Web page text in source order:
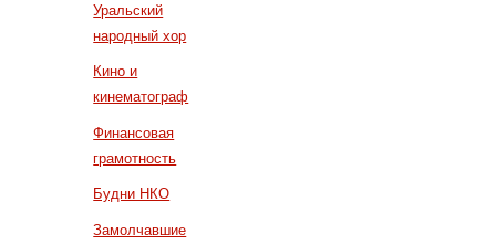
Уральский
народный хор
Кино и
кинематограф
Финансовая
грамотность
Будни НКО
Замолчавшие